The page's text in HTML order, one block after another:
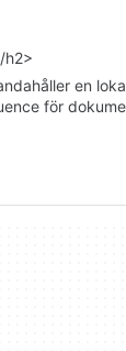
h2>
en
för